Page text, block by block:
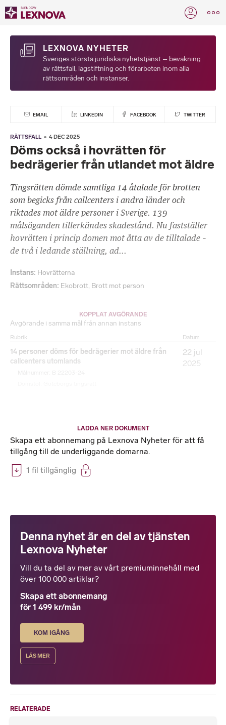
LEXNOVA NYHETER
Sveriges största juridiska nyhetstjänst – bevakning
av rättsfall, lagstiftning och förarbeten inom alla
rättsområden och instanser.
EMAIL LINKEDIN FACEBOOK TWITTER
RÄTTSFALL 4 DEC 2025
Döms också i hovrätten för
bedrägerier från utlandet mot äldre
Tingsrätten dömde samtliga 14 åtalade för brotten
som begicks från callcenters i andra länder och
riktades mot äldre personer i Sverige. 139
målsäganden tillerkändes skadestånd. Nu fastställer
hovrätten i princip domen mot åtta av de tilltalade –
de två i ledande ställning, ad...
Instans Hovrätterna
Rättsområden Ekobrott, Brott mot person
KOPPLAT AVGÖRANDE
Avgörande i samma mål från annan instans
Rubrik Datum
14 personer döms för bedrägerier mot äldre från
callcenters utomlands
22 jul
2025
LADDA NER DOKUMENT
Skapa ett abonnemang på Lexnova Nyheter för att få
tillgång till de underliggande domarna.
1 fil tillgänglig
Denna nyhet är en del av tjänsten
Lexnova Nyheter
Vill du ta del av mer av vårt premiuminnehåll med
över 100 000 artiklar?
Skapa ett abonnemang
för 1 499 kr/mån
KOM IGÅNG
LÄS MER
RELATERADE